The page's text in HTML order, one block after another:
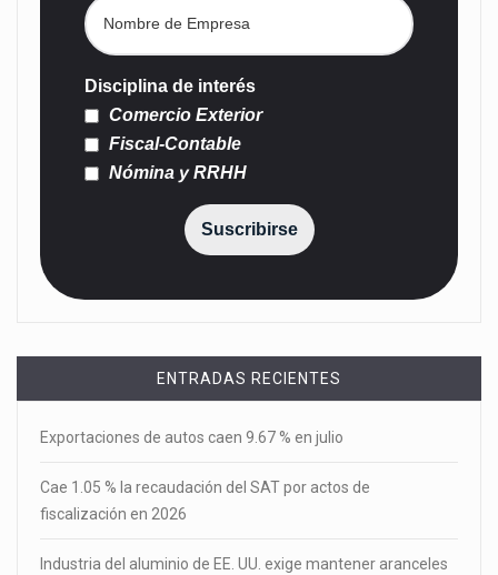
Disciplina de interés
Comercio Exterior
Fiscal-Contable
Nómina y RRHH
Suscribirse
ENTRADAS RECIENTES
Exportaciones de autos caen 9.67 % en julio
Cae 1.05 % la recaudación del SAT por actos de
fiscalización en 2026
Industria del aluminio de EE. UU. exige mantener aranceles